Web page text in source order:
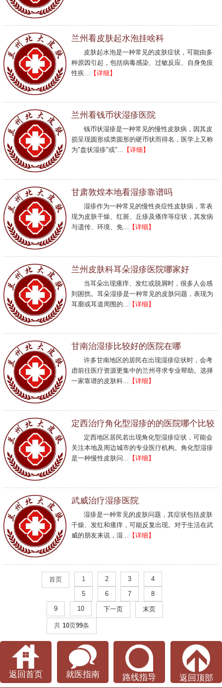
兰州看皮肤起水泡挂啥科
皮肤起水泡是一种常见的皮肤症状，可能由多
种原因引起，包括病毒感染、过敏反应、自身免疫
性疾...
【详细】
兰州看钱币状湿疹医院
钱币状湿疹是一种常见的慢性皮肤病，因其皮
损呈现圆形或类圆形的硬币状而得名，医学上又称
为"盘状湿疹"或"... 【详细】
甘肃敦煌本地看湿疹靠谱吗
湿疹作为一种常见的慢性炎症性皮肤病，常表
现为皮肤干燥、红斑、丘疹及瘙痒等症状，其发病
与遗传、环境、免... 【详细】
兰州皮肤科耳朵湿疹医院哪家好
当耳朵出现瘙痒、发红或脱屑时，很多人会感
到困扰。耳朵湿疹是一种常见的皮肤问题，表现为
耳廓或耳道周围的...
【详细】
甘南治湿疹比较好的医院在哪
许多甘南地区的居民在出现湿疹症状时，会考
虑前往医疗资源更集中的兰州寻求专业帮助。选择
一家靠谱的皮肤科... 【详细】
定西治疗角化型湿疹的的医院哪个比较
定西地区居民若出现角化型湿疹症状，可能会
关注本地及周边城市的专业医疗机构。角化型湿疹
是一种慢性皮肤问... 【详细】
武威治疗湿疹医院
湿疹是一种常见的皮肤问题，其症状包括皮肤
干燥、发红和瘙痒，可能反复出现。对于生活在武
威的朋友来说，湿...
【详细】
首页 1 2 3 4
5 6 7 8
9 10 下一页 末页
共 10页99条
返回首页 就医指南 路线指导 返回顶部